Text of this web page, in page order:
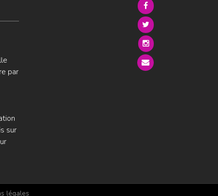
par
sur
légales